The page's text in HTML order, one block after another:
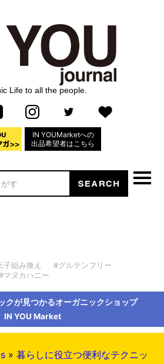
Life to all the people.
IN YOUMarketへの
出品希望者はこちら
子組み換え
#グルテンフリー
マヌカハニー
クが見つかるオーガニックショップ
IN YOU Market
» 暮らしに役立つ便利なテクニッ